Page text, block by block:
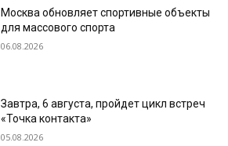
Москва обновляет спортивные объекты
для массового спорта
06.08.2026
Завтра, 6 августа, пройдет цикл встреч
«Точка контакта»
05.08.2026